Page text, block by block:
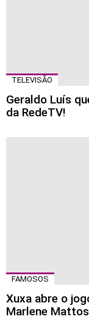
TELEVISÃO
Geraldo Luís
da RedeTV!
FAMOSOS
Xuxa abre o
Marlene